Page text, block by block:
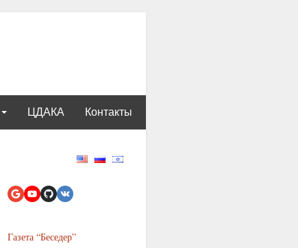
ЦДАКА Контакты
Газета “Беседер”